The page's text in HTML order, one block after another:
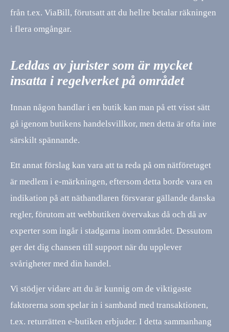
från t.ex. ViaBill, förutsatt att du hellre betalar räkningen
i flera omgångar.
Leddas av jurister som är mycket
insatta i regelverket på området
Innan någon handlar i en butik kan man på ett visst sätt
gå igenom butikens handelsvillkor, men detta är ofta inte
särskilt spännande.
Ett annat förslag kan vara att ta reda på om nätföretaget
är medlem i e-märkningen, eftersom detta borde vara en
indikation på att näthandlaren försvarar gällande danska
regler, förutom att webbutiken övervakas då och då av
experter som ingår i stadgarna inom området. Dessutom
ger det dig chansen till support när du upplever
svårigheter med din handel.
Vi stödjer vidare att du är kunnig om de viktigaste
faktorerna som spelar in i samband med transaktionen,
t.ex. returrätten e-butiken erbjuder. I detta sammanhang